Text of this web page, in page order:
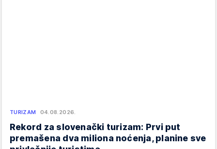
TURIZAM 04.08.2026.
Rekord za slovenački turizam: Prvi put
premašena dva miliona noćenja, planine sve